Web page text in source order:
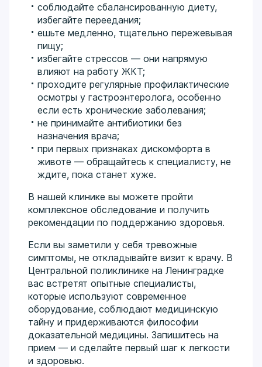
соблюдайте сбалансированную диету,
избегайте переедания;
ешьте медленно, тщательно пережевывая
пищу;
избегайте стрессов — они напрямую
влияют на работу ЖКТ;
проходите регулярные профилактические
осмотры у гастроэнтеролога, особенно
если есть хронические заболевания;
не принимайте антибиотики без
назначения врача;
при первых признаках дискомфорта в
животе — обращайтесь к специалисту, не
ждите, пока станет хуже.
В нашей клинике вы можете пройти
комплексное обследование и получить
рекомендации по поддержанию здоровья.
Если вы заметили у себя тревожные
симптомы, не откладывайте визит к врачу. В
Центральной поликлинике на Ленинградке
вас встретят опытные специалисты,
которые используют современное
оборудование, соблюдают медицинскую
тайну и придерживаются философии
доказательной медицины. Запишитесь на
прием — и сделайте первый шаг к легкости
и здоровью.